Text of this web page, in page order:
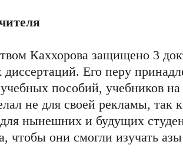
Каххорова защищено 3
диссертаций. Его перу
пособий, учебников
не для своей рекламы, так
нынешних и будущих
чтобы они смогли изучать